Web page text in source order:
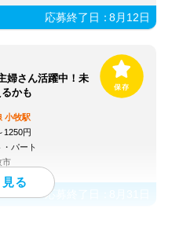
応募終了日：8月12日
婦さん活躍中！未
かも
小牧駅
1250円
パート
市
応募終了日：